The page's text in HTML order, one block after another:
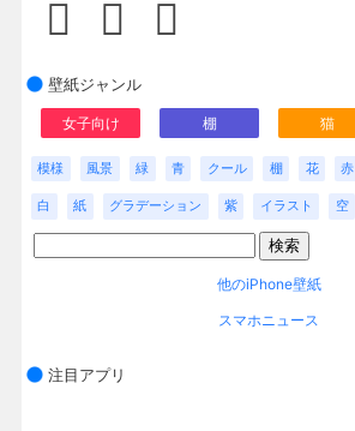
壁紙ジャンル
女子向け 棚 猫
模様 風景 緑 青 クール 棚 花 赤
白 紙 グラデーション 紫 イラスト 空
他のiPhone壁紙
スマホニュース
注目アプリ